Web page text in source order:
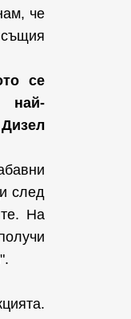
че
се
най-
след
На